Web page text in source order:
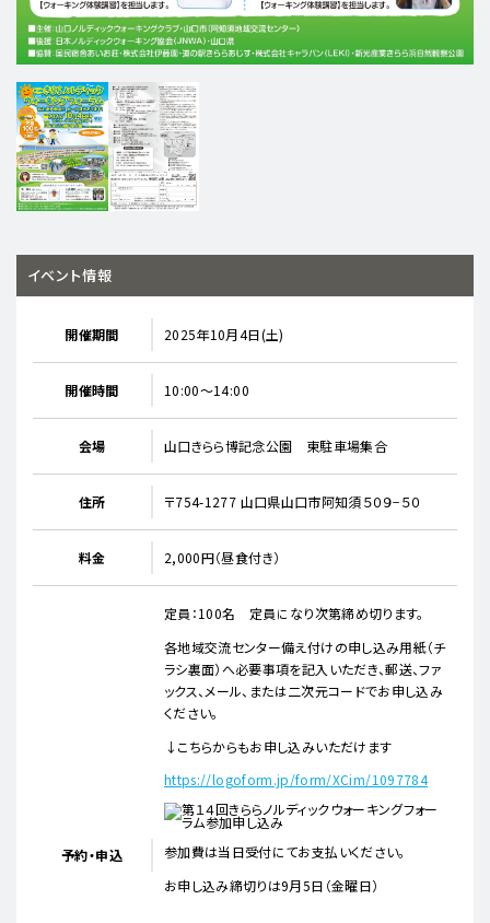
イベント情報
開催期間 2025年10月4日(土)
開催時間 10:00～14:00
会場 山口きらら博記念公園 東駐車場集合
住所 〒754-1277 山口県山口市阿知須５０９−５０
料金 2,000円（昼食付き）
予約・申込
定員：100名 定員になり次第締め切ります。
各地域交流センター備え付けの申し込み用紙（チ
ラシ裏面）へ必要事項を記入いただき、郵送、ファ
ックス、メール、または二次元コードでお申し込み
ください。
↓こちらからもお申し込みいただけます
https://logoform.jp/form/XCim/1097784
参加費は当日受付にてお支払いください。
お申し込み締切りは9月5日（金曜日）